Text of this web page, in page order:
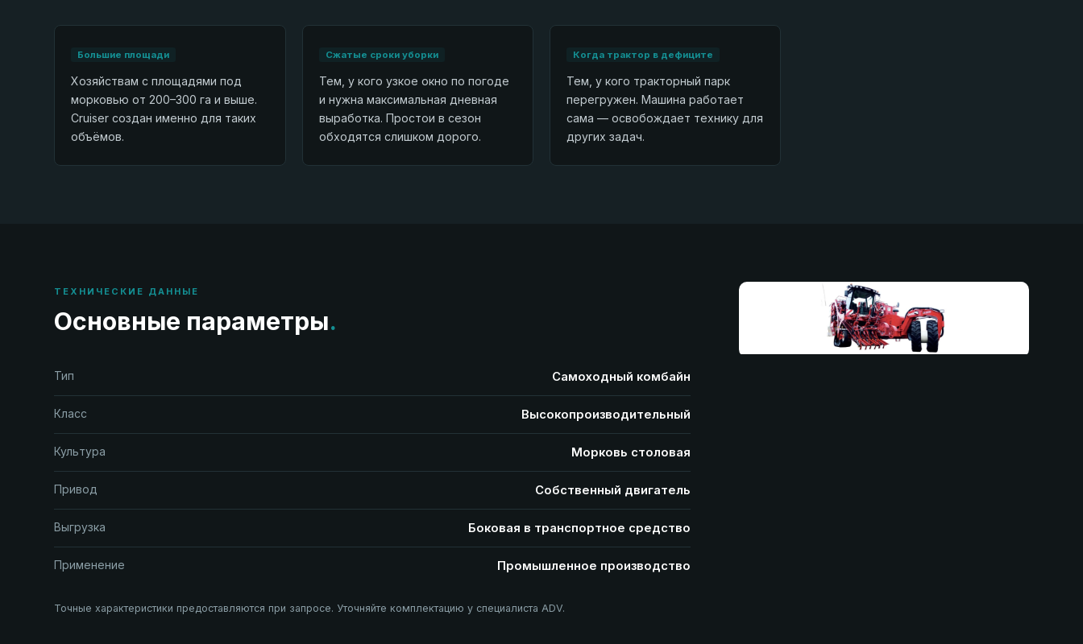
Большие площади
Хозяйствам с площадями под
морковью от 200–300 га и выше.
Cruiser создан именно для таких
объёмов.
Сжатые сроки уборки
Тем, у кого узкое окно по погоде
и нужна максимальная дневная
выработка. Простои в сезон
обходятся слишком дорого.
Когда трактор в дефиците
Тем, у кого тракторный парк
перегружен. Машина работает
сама — освобождает технику для
других задач.
ТЕХНИЧЕСКИЕ ДАННЫЕ
Основные параметры.
Тип Самоходный комбайн
Класс Высокопроизводительный
Культура Морковь столовая
Привод Собственный двигатель
Выгрузка Боковая в транспортное средство
Применение Промышленное производство
Точные характеристики предоставляются при запросе. Уточняйте комплектацию у специалиста ADV.